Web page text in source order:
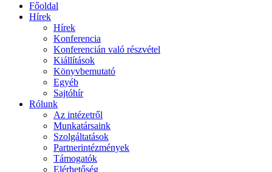
Főoldal
Hírek
Hírek
Konferencia
Konferencián való részvétel
Kiállítások
Könyvbemutató
Egyéb
Sajtóhír
Rólunk
Az intézetről
Munkatársaink
Szolgáltatások
Partnerintézmények
Támogatók
Elérhetőség